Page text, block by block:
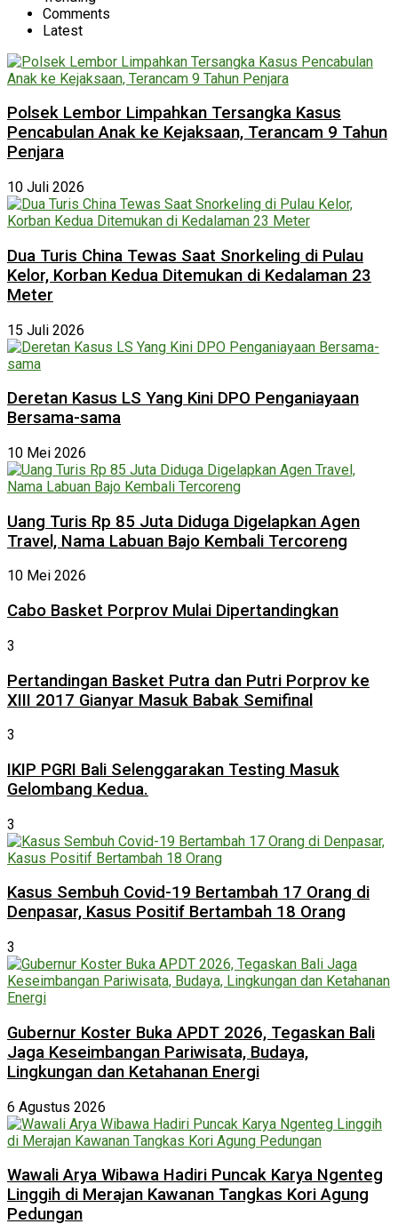
Comments
Latest
Polsek Lembor Limpahkan Tersangka Kasus
Pencabulan Anak ke Kejaksaan, Terancam 9 Tahun
Penjara
10 Juli 2026
Dua Turis China Tewas Saat Snorkeling di Pulau
Kelor, Korban Kedua Ditemukan di Kedalaman 23
Meter
15 Juli 2026
Deretan Kasus LS Yang Kini DPO Penganiayaan
Bersama-sama
10 Mei 2026
Uang Turis Rp 85 Juta Diduga Digelapkan Agen
Travel, Nama Labuan Bajo Kembali Tercoreng
10 Mei 2026
Cabo Basket Porprov Mulai Dipertandingkan
3
Pertandingan Basket Putra dan Putri Porprov ke
XIII 2017 Gianyar Masuk Babak Semifinal
3
IKIP PGRI Bali Selenggarakan Testing Masuk
Gelombang Kedua.
3
Kasus Sembuh Covid-19 Bertambah 17 Orang di
Denpasar, Kasus Positif Bertambah 18 Orang
3
Gubernur Koster Buka APDT 2026, Tegaskan Bali
Jaga Keseimbangan Pariwisata, Budaya,
Lingkungan dan Ketahanan Energi
6 Agustus 2026
Wawali Arya Wibawa Hadiri Puncak Karya Ngenteg
Linggih di Merajan Kawanan Tangkas Kori Agung
Pedungan